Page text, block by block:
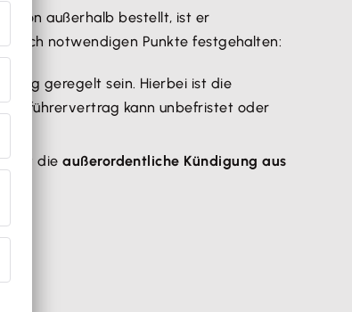
von außerhalb bestellt, ist er
notwendigen Punkte festgehalten:
geregelt sein. Hierbei ist die
kann unbefristet oder
ist dieaußerordentliche Kündigung aus